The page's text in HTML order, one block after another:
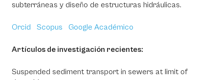
subterráneas y diseño de estructuras hidráulicas.
Orcid Scopus Google Académico
Artículos de investigación recientes:
Suspended sediment transport in sewers at limit of